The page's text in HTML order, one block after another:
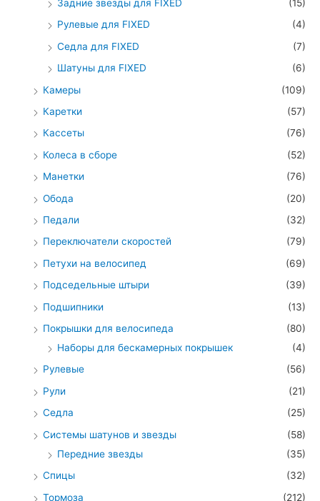
Задние звезды для FIXED
(15)
Рулевые для FIXED
(4)
Седла для FIXED
(7)
Шатуны для FIXED
(6)
Камеры
(109)
Каретки
(57)
Кассеты
(76)
Колеса в сборе
(52)
Манетки
(76)
Обода
(20)
Педали
(32)
Переключатели скоростей
(79)
Петухи на велосипед
(69)
Подседельные штыри
(39)
Подшипники
(13)
Покрышки для велосипеда
(80)
Наборы для бескамерных покрышек
(4)
Рулевые
(56)
Рули
(21)
Седла
(25)
Системы шатунов и звезды
(58)
Передние звезды
(35)
Спицы
(32)
Тормоза
(212)